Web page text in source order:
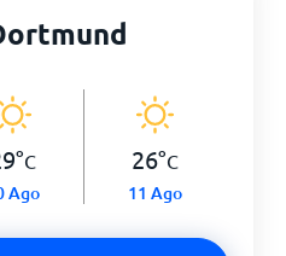
°C
Ago
26°C
11 Ago